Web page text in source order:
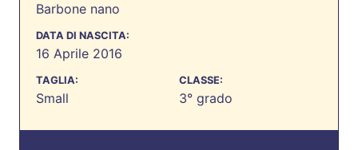
Barbone nano
DATA DI NASCITA:
16 Aprile 2016
TAGLIA:
Small
CLASSE:
3° grado